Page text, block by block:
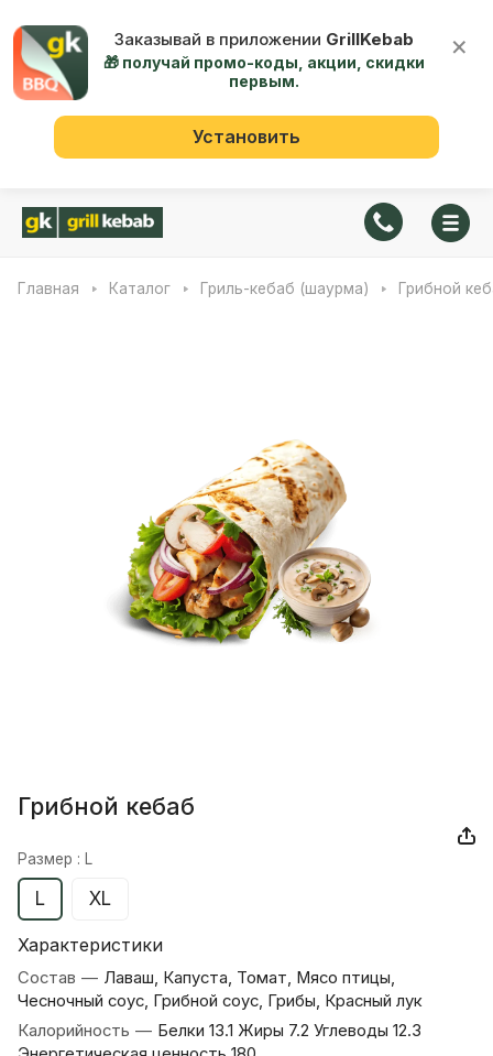
Заказывай в приложении GrillKebab
🎁 получай промо-коды, акции, скидки
первым.
×
Установить
Главная Каталог Гриль-кебаб (шаурма) Грибной
Грибной кебаб
Размер : L
L XL
Характеристики
Состав — Лаваш, Капуста, Томат, Мясо птицы,
Чесночный соус, Грибной соус, Грибы, Красный лук
Калорийность — Белки 13.1 Жиры 7.2 Углеводы 12.3